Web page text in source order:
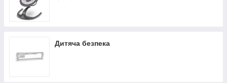
Дитяча безпека